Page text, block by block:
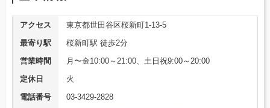
アクセス
東京都世田谷区桜新町1-13-5
最寄り駅
桜新町駅 徒歩2分
営業時間
月〜金10:00～21:00、土日祝9:00～20:00
定休日
火
電話番号
03-3429-2828